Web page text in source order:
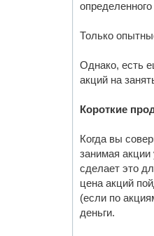
Только
Однако, есть
акций на
Короткие
Когда вы
занимая
сделает это
цена акций
(если по
деньги.